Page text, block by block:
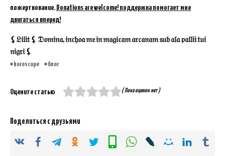
пожертвование. Donations are welcome! поддержка помогает мне
двигаться вперед!
⚸𝔏𝔦𝔩𝔦𝔱 ⚸ 𝔇𝔬𝔪𝔦𝔫𝔞, 𝔦𝔫𝔠𝔥𝔬𝔞 𝔪𝔢 𝔦𝔫 𝔪𝔞𝔤𝔦𝔠𝔞𝔪 𝔞𝔯𝔠𝔞𝔫𝔞𝔪 𝔰𝔲𝔟 𝔞𝔩𝔞 𝔭𝔞𝔩𝔩𝔦𝔦 𝔱𝔲𝔦
𝔫𝔦𝔤𝔯𝔦 ⚸
horoscope блог
Оцените статью ( Пока оценок нет )
Поделиться с друзьями